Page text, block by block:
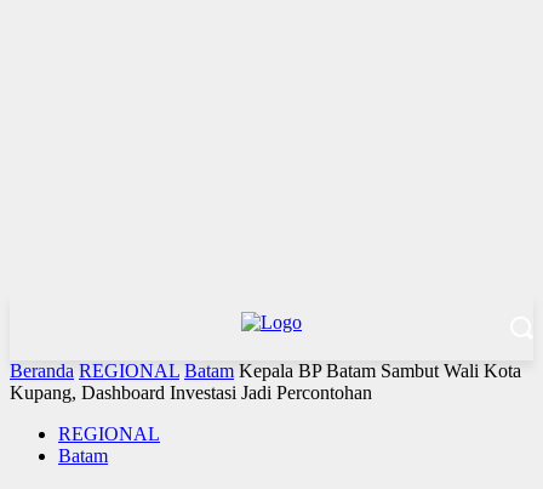
Beranda REGIONAL Batam Kepala BP Batam Sambut Wali Kota
Kupang, Dashboard Investasi Jadi Percontohan
REGIONAL
Batam